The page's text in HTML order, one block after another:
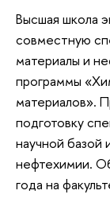
Высшая школа
совместную
материалы и
программы
материалов».
подготовку
научной базой
нефтехимии.
года на